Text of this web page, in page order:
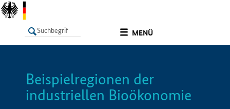
MENÜ
LISTE
Beispielregionen der
industriellen Bioökonomie